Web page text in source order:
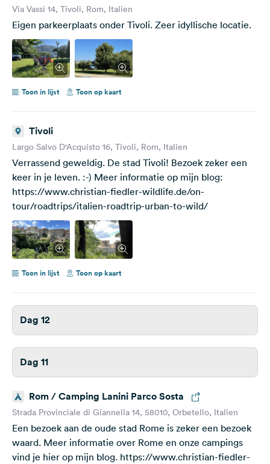
Via Vassi 14, Tivoli, Rom, Italien
Eigen parkeerplaats onder Tivoli. Zeer idyllische locatie.
Toon in lijst Toon op kaart
Tivoli
Largo Salvo D'Acquisto 16, Tivoli, Rom, Italien
Verrassend geweldig. De stad Tivoli! Bezoek zeker een
keer in je leven. :-) Meer informatie op mijn blog:
https://www.christian-fiedler-wildlife.de/on-
tour/roadtrips/italien-roadtrip-urban-to-wild/
Toon in lijst Toon op kaart
Dag 12
Dag 11
Rom / Camping Lanini Parco Sosta
Strada Provinciale di Giannella 14, 58010, Orbetello, Italien
Een bezoek aan de oude stad Rome is zeker een bezoek
waard. Meer informatie over Rome en onze campings
vind je hier op mijn blog. https://www.christian-fiedler-